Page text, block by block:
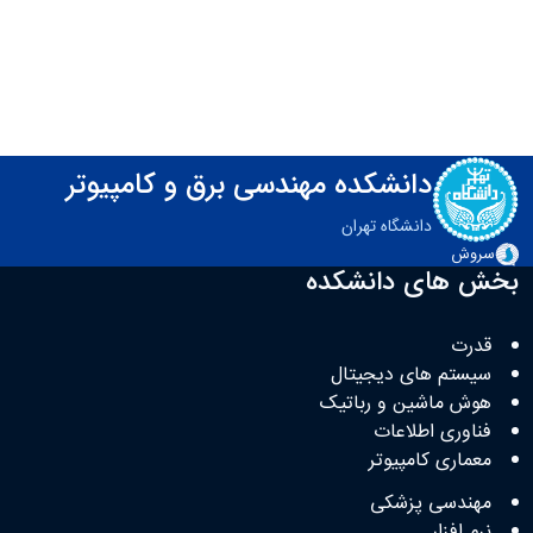
دانشکده مهندسی برق و کامپیوتر
دانشگاه تهران
سروش
بخش های دانشکده
قدرت
سیستم های دیجیتال
هوش ماشین و رباتیک
فناوری اطلاعات
معماری کامپیوتر
مهندسی پزشکی